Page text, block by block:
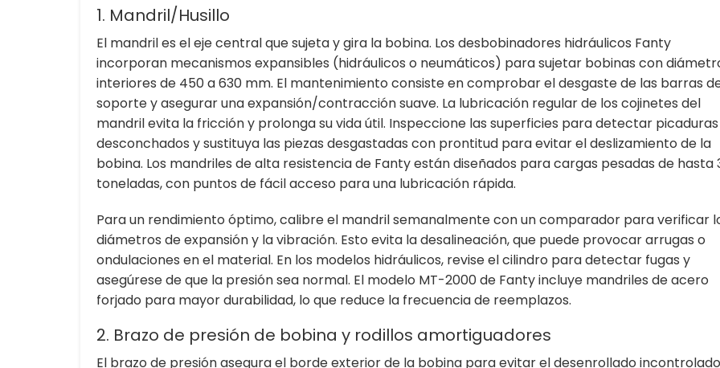
1. Mandril/Husillo
El mandril es el eje central que sujeta y gira la bobina. Los desbobinadores hidráulicos Fanty
incorporan mecanismos expansibles (hidráulicos o neumáticos) para sujetar bobinas con
interiores de 450 a 630 mm. El mantenimiento consiste en comprobar el desgaste de las barras
soporte y asegurar una expansión/contracción suave. La lubricación regular de los cojinetes del
mandril evita la fricción y prolonga su vida útil. Inspeccione las superficies para detectar
desconchados y sustituya las piezas desgastadas con prontitud para evitar el deslizamiento de la
bobina. Los mandriles de alta resistencia de Fanty están diseñados para cargas pesadas de hasta
toneladas, con puntos de fácil acceso para una lubricación rápida.
Para un rendimiento óptimo, calibre el mandril semanalmente con un comparador para verificar
diámetros de expansión y la vibración. Esto evita la desalineación, que puede provocar arrugas o
ondulaciones en el material. En los modelos hidráulicos, revise el cilindro para detectar fugas y
asegúrese de que la presión sea normal. El modelo MT-2000 de Fanty incluye mandriles de acero
forjado para mayor durabilidad, lo que reduce la frecuencia de reemplazos.
2. Brazo de presión de bobina y rodillos amortiguadores
El brazo de presión asegura el borde exterior de la bobina para evitar el desenrollado